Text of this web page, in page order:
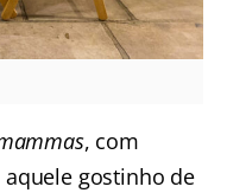
, com
gostinho de